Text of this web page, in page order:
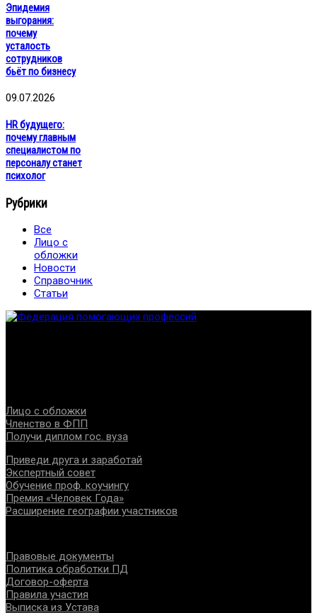
Эпидемия
выгорания:
почему
усталость
сотрудников
бьёт по бизнесу
09.07.2026
HR будущего:
почему главным
специалистом по
персоналу станет
психолог
Рубрики
Все
Лицо с
обложки
Новости
Справочник
Статьи
Лицо с обложки
Членство в ФПП
Получи диплом гос. вуза
Приведи друга и заработай
Экспертный совет
Обучение проф. коучингу
Премия «Человек Года»
Расширение географии участников
Правовые документы
Политика обработки ПД
Договор-оферта
Правила участия
Выписка из Устава